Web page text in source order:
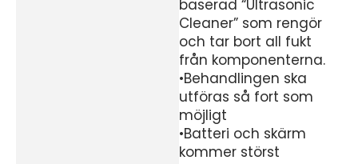
baserad “Ultrasonic
Cleaner” som rengör
och tar bort all fukt
från komponenterna.
•Behandlingen ska
utföras så fort som
möjligt
•Batteri och skärm
kommer störst